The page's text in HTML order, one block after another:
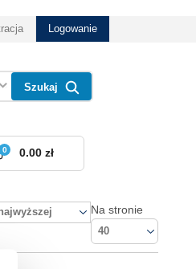
Logowanie
Szukaj
0
0.00 zł
Na stronie
40